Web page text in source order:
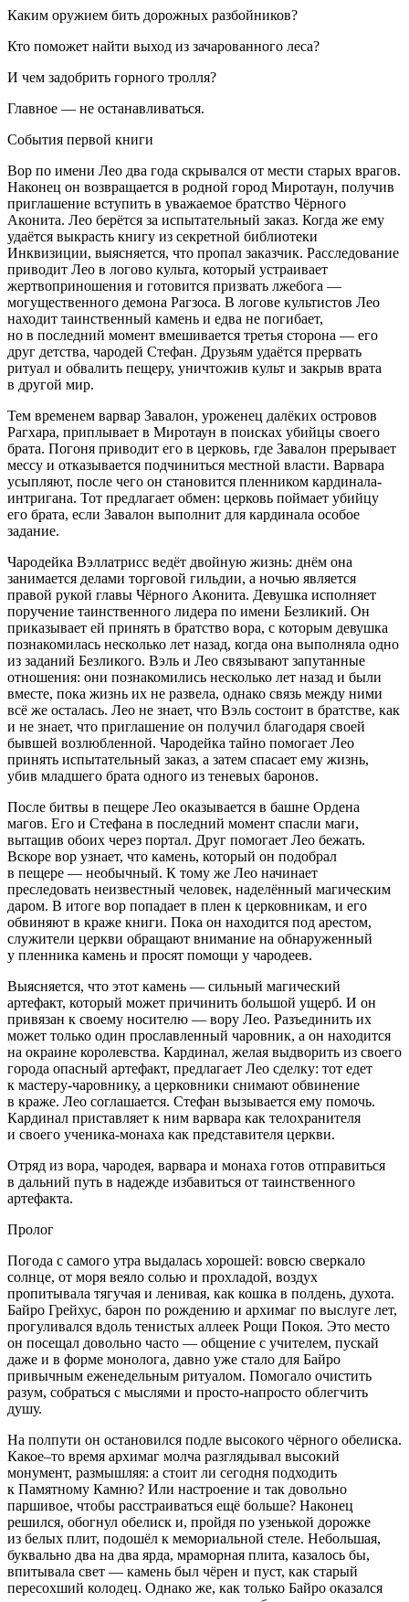
Каким оружием бить дорожных разбойников?
Кто поможет найти выход из зачарованного леса?
И чем задобрить горного тролля?
Главное — не останавливаться.
События первой книги
Вор по имени Лео два года скрывался от мести старых врагов.
Наконец он возвращается в родной город Миротаун, получив
приглашение вступить в уважаемое братство Чёрного
Аконита. Лео берётся за испытательный заказ. Когда же ему
удаётся выкрасть книгу из секретной библиотеки
Инквизиции, выясняется, что пропал заказчик. Расследование
приводит Лео в логово культа, который устраивает
жертвоприношения и готовится призвать лжебога —
могущественного демона Рагзоса. В логове культистов Лео
находит таинственный камень и едва не погибает,
но в последний момент вмешивается третья сторона — его
друг детства, чародей Стефан. Друзьям удаётся прервать
ритуал и обвалить пещеру, уничтожив культ и закрыв врата
в другой мир.
Тем временем варвар Завалон, уроженец далёких островов
Рагхара, приплывает в Миротаун в поисках убийцы своего
брата. Погоня приводит его в церковь, где Завалон прерывает
мессу и отказывается подчиниться местной власти. Варвара
усыпляют, после чего он становится пленником кардинала-
интригана. Тот предлагает обмен: церковь поймает убийцу
его брата, если Завалон выполнит для кардинала особое
задание.
Чародейка Вэллатрисс ведёт двойную жизнь: днём она
занимается делами торговой гильдии, а ночью является
правой рукой главы Чёрного Аконита. Девушка исполняет
поручение таинственного лидера по имени Безликий. Он
приказывает ей принять в братство вора, с которым девушка
познакомилась несколько лет назад, когда она выполняла одно
из заданий Безликого. Вэль и Лео связывают запутанные
отношения: они познакомились несколько лет назад и были
вместе, пока жизнь их не развела, однако связь между ними
всё же осталась. Лео не знает, что Вэль состоит в братстве, как
и не знает, что приглашение он получил благодаря своей
бывшей возлюбленной. Чародейка тайно помогает Лео
принять испытательный заказ, а затем спасает ему жизнь,
убив младшего брата одного из теневых баронов.
После битвы в пещере Лео оказывается в башне Ордена
магов. Его и Стефана в последний момент спасли маги,
вытащив обоих через портал. Друг помогает Лео бежать.
Вскоре вор узнает, что камень, который он подобрал
в пещере — необычный. К тому же Лео начинает
преследовать неизвестный человек, наделённый магическим
даром. В итоге вор попадает в плен к церковникам, и его
обвиняют в краже книги. Пока он находится под арестом,
служители церкви обращают внимание на обнаруженный
у пленника камень и просят помощи у чародеев.
Выясняется, что этот камень — сильный магический
артефакт, который может причинить большой ущерб. И он
привязан к своему носителю — вору Лео. Разъединить их
может только один прославленный чаровник, а он находится
на окраине королевства. Кардинал, желая выдворить из своего
города опасный артефакт, предлагает Лео сделку: тот едет
к мастеру-чаровнику, а церковники снимают обвинение
в краже. Лео соглашается. Стефан вызывается ему помочь.
Кардинал приставляет к ним варвара как телохранителя
и своего ученика-монаха как представителя церкви.
Отряд из вора, чародея, варвара и монаха готов отправиться
в дальний путь в надежде избавиться от таинственного
артефакта.
Пролог
Погода с самого утра выдалась хорошей: вовсю сверкало
солнце, от моря веяло солью и прохладой, воздух
пропитывала тягучая и ленивая, как кошка в полдень, духота.
Байро Грейхус, барон по рождению и архимаг по выслуге лет,
прогуливался вдоль тенистых аллеек Рощи Покоя. Это место
он посещал довольно часто — общение с учителем, пускай
даже и в форме монолога, давно уже стало для Байро
привычным еженедельным ритуалом. Помогало очистить
разум, собраться с мыслями и просто-напросто облегчить
душу.
На полпути он остановился подле высокого чёрного обелиска.
Какое–то время архимаг молча разглядывал высокий
монумент, размышляя: а стоит ли сегодня подходить
к Памятному Камню? Или настроение и так довольно
паршивое, чтобы расстраиваться ещё больше? Наконец
решился, обогнул обелиск и, пройдя по узенькой дорожке
из белых плит, подошёл к мемориальной стеле. Небольшая,
буквально два на два ярда, мраморная плита, казалось бы,
впитывала свет — камень был чёрен и пуст, как старый
пересохший колодец. Однако же, как только Байро оказался